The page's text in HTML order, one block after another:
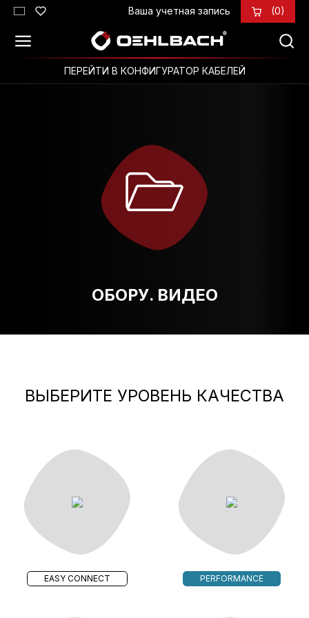
Перейти к основному содержанию
Ваша учетная запись (0)
ПЕРЕЙТИ В КОНФИГУРАТОР КАБЕЛЕЙ
ОБОРУ. ВИДЕО
ВЫБЕРИТЕ УРОВЕНЬ КАЧЕСТВА
EASY CONNECT PERFORMANCE